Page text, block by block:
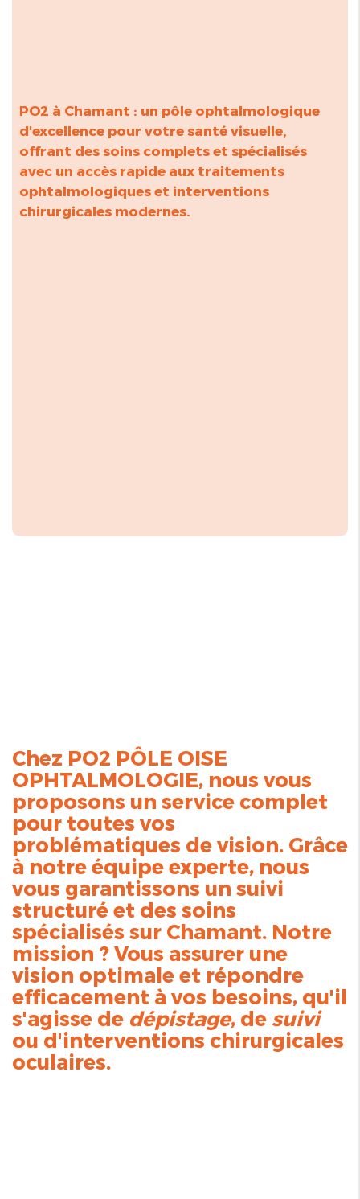
PO2 à Chamant : un pôle ophtalmologique
d'excellence pour votre santé visuelle,
offrant des soins complets et spécialisés
avec un accès rapide aux traitements
ophtalmologiques et interventions
chirurgicales modernes.
Chez PO2 PÔLE OISE
OPHTALMOLOGIE, nous vous
proposons un service complet
pour toutes vos
problématiques de vision. Grâce
à notre équipe experte, nous
vous garantissons un suivi
structuré et des soins
spécialisés sur Chamant. Notre
mission ? Vous assurer une
vision optimale et répondre
efficacement à vos besoins, qu'il
s'agisse de dépistage, de suivi
ou d'interventions chirurgicales
oculaires.